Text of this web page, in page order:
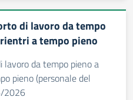
di lavoro da tempo
a tempo pieno
lavoro da tempo pieno a
pieno (personale del
2026